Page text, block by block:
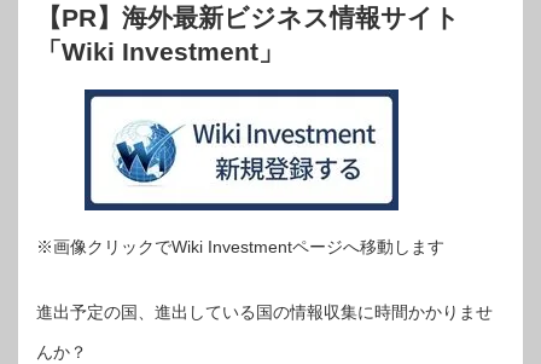
【PR】海外最新ビジネス情報サイト
「Wiki Investment」
※画像クリックでWiki Investmentページへ移動します
進出予定の国、進出している国の情報収集に時間かかりませ
んか？